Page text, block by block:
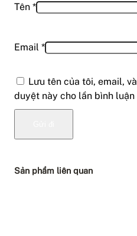
Tên *
Email *
Lưu tên của tôi, email,
duyệt này cho lần bình
Sản phẩm liên quan